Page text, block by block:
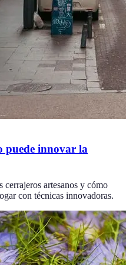
puede innovar la
cerrajeros artesanos y cómo
con técnicas innovadoras.